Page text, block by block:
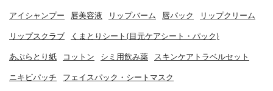
アイシャンプー 唇美容液 リップバーム 唇パック リップクリーム
リップスクラブ くまとりシート(目元ケアシート・パック)
あぶらとり紙 コットン シミ用飲み薬 スキンケアトラベルセット
ニキビパッチ フェイスパック・シートマスク